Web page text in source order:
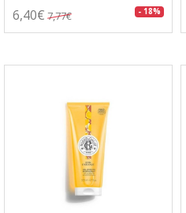
6,40€ 7,77€ - 18%